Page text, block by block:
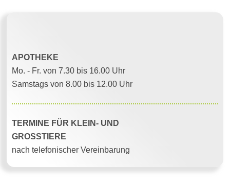
APOTHEKE
Mo. - Fr. von 7.30 bis 16.00 Uhr
Samstags von 8.00 bis 12.00 Uhr
TERMINE FÜR KLEIN- UND
GROSSTIERE
nach telefonischer Vereinbarung